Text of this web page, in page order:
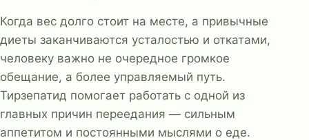
Когда вес долго стоит на месте, а привычные
диеты заканчиваются усталостью и откатами,
человеку важно не очередное громкое
обещание, а более управляемый путь.
Тирзепатид помогает работать с одной из
главных причин переедания — сильным
аппетитом и постоянными мыслями о еде.